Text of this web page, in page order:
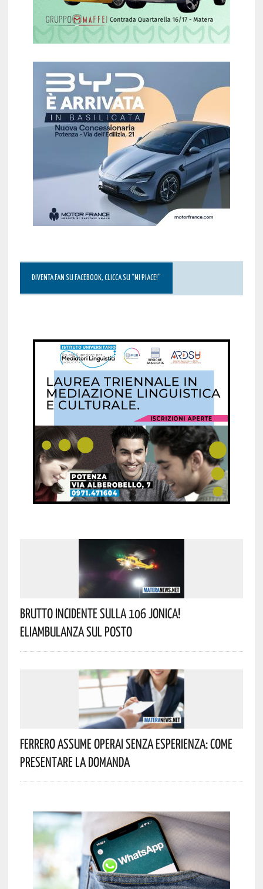
DIVENTA FAN SU FACEBOOK, CLICCA SU “MI PIACE!”
Brutto Incidente Sulla 106 Jonica!
Eliambulanza Sul Posto
Ferrero Assume Operai Senza Esperienza: Come
Presentare La Domanda